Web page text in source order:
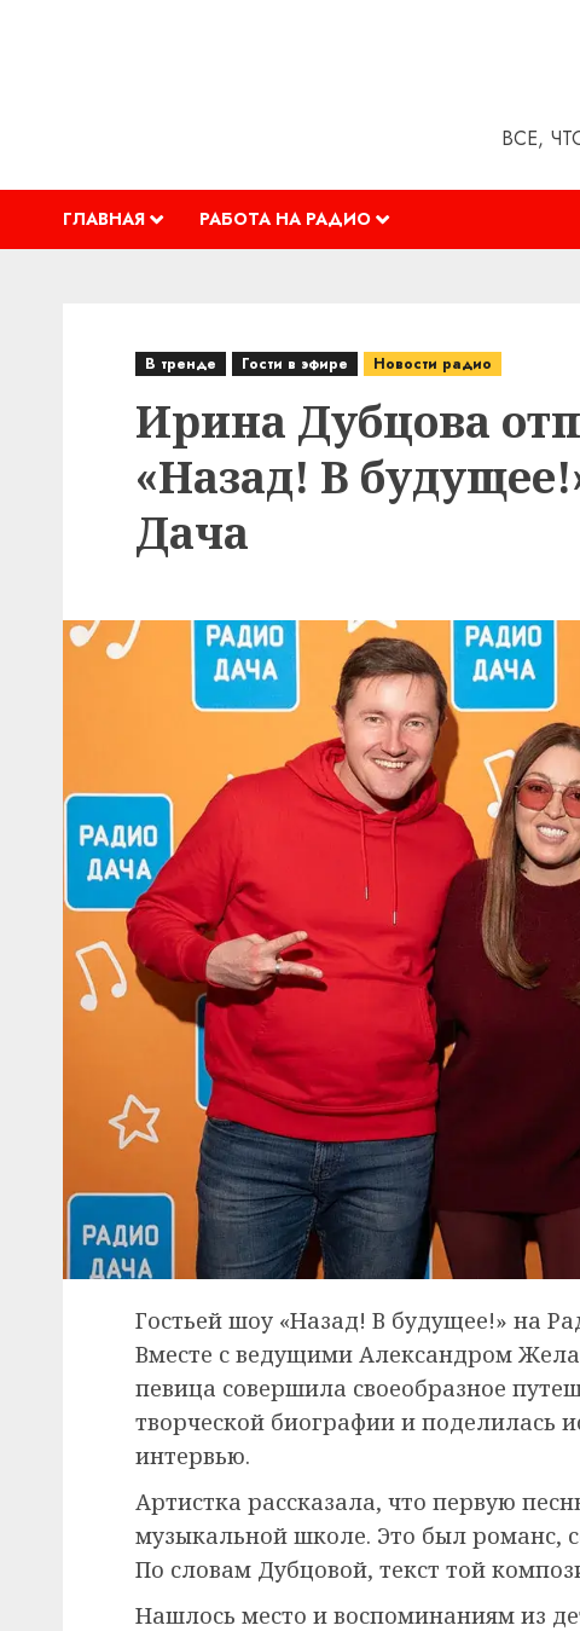
ВСЕ,
ГЛАВНАЯ РАБОТА НА РАДИО
В тренде Гости в эфире Новости радио
Ирина Дубцова
«Назад! В
Дача
Гостьей шоу «Назад! В будущее!» на
Вместе с ведущими Александром
певица совершила своеобразное
творческой биографии и поделилась
интервью.
Артистка рассказала, что первую
музыкальной школе. Это был романс,
По словам Дубцовой, текст той
Нашлось место и воспоминаниям из